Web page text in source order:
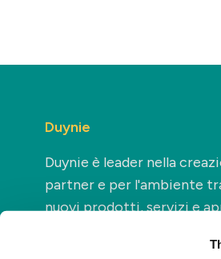
Duynie
Duynie è leader nella
partner e per l'ambiente
nuovi prodotti, servizi e